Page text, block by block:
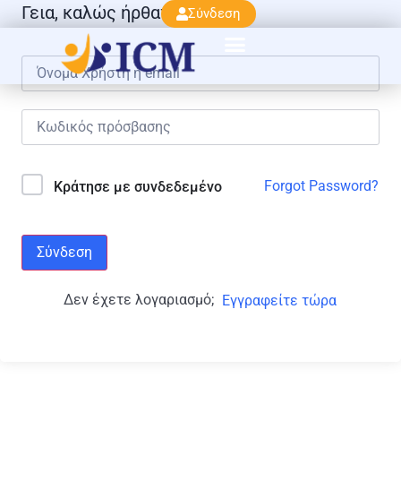
Σύνδεση
Γεια, καλώς ήρθατε πάλι!
Κράτησε με συνδεδεμένο Forgot Password?
Σύνδεση
Δεν έχετε λογαριασμό; Εγγραφείτε τώρα